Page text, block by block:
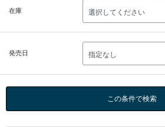
在庫
発売日
この条件で検索